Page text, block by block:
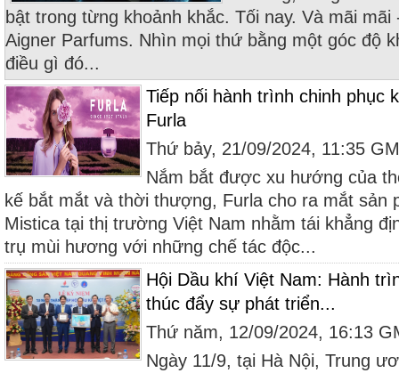
bật trong từng khoảnh khắc. Tối nay. Và mãi
Aigner Parfums. Nhìn mọi thứ bằng một góc độ
điều gì đó...
Tiếp nối hành trình chinh phục
Furla
Thứ bảy, 21/09/2024, 11:35
Nắm bắt được xu hướng của
kế bắt mắt và thời thượng, Furla cho ra mắt sản
Mistica tại thị trường Việt Nam nhằm tái khẳng
trụ mùi hương với những chế tác độc...
Hội Dầu khí Việt Nam: Hành
thúc đẩy sự phát triển...
Thứ năm, 12/09/2024, 16:13
Ngày 11/9, tại Hà Nội, Trung